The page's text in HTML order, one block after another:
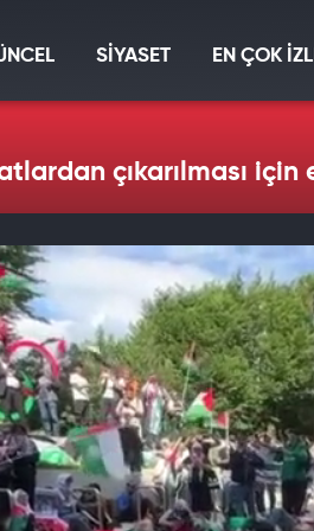
SİYASET EN ÇOK
çıkarılması için